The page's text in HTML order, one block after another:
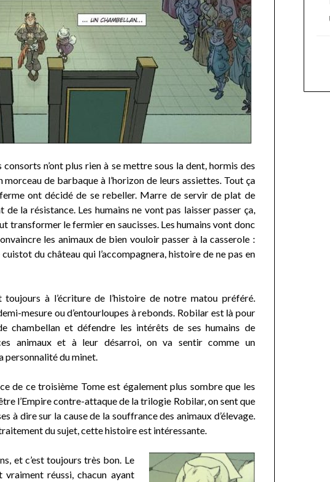
n’ont plus rien à se mettre sous la dent, hormis des
de barbaque à l’horizon de leurs assiettes. Tout ça
ont décidé de se rebeller. Marre de servir de plat de
la résistance. Les humains ne vont pas laisser passer ça,
transformer le fermier en saucisses. Les humains vont donc
les animaux de bien vouloir passer à la casserole :
du château qui l’accompagnera, histoire de ne pas en
toujours à l’écriture de l’histoire de notre matou préféré.
mesure ou d’entourloupes à rebonds. Robilar est là pour
chambellan et défendre les intérêts de ses humains de
animaux et à leur désarroi, on va sentir comme un
personnalité du minet.
de ce troisième Tome est également plus sombre que les
l’Empire contre-attaque de la trilogie Robilar, on sent que
à dire sur la cause de la souffrance des animaux d’élevage.
du sujet, cette histoire est intéressante.
et c’est toujours très bon. Le
réussi, chacun ayant